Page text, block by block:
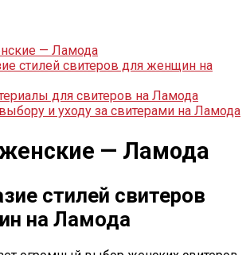
— Ламода
стилей свитеров для женщин на
для свитеров на Ламода
и уходу за свитерами на Ламода
— Ламода
стилей свитеров
на Ламода